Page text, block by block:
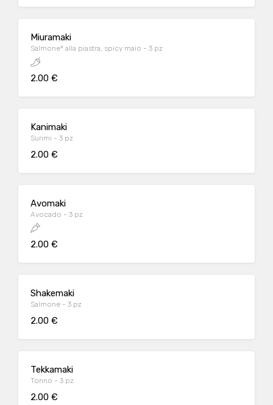
Miuramaki
Salmone* alla piastra, spicy maio - 3 pz
2.00 €
Kanimaki
Surimi - 3 pz
2.00 €
Avomaki
Avocado - 3 pz
2.00 €
Shakemaki
Salmone - 3 pz
2.00 €
Tekkamaki
Tonno - 3 pz
2.00 €